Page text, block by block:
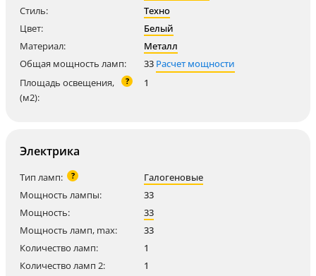
Стиль:
Техно
Цвет:
Белый
Материал:
Металл
Общая мощность ламп:
33 Расчет мощности
Площадь освещения,
(м2):
? 1
Электрика
Тип ламп: ?
Галогеновые
Мощность лампы:
33
Мощность:
33
Мощность ламп, max:
33
Количество ламп:
1
Количество ламп 2:
1